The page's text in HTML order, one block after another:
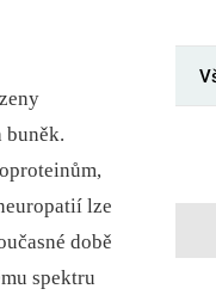
lze
době
spektru